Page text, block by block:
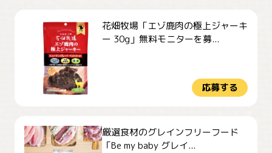
花畑牧場「エゾ鹿肉の極上ジャーキ
ー 30g」無料モニターを募...
応募する
厳選食材のグレインフリーフード
「Be my baby グレイ...